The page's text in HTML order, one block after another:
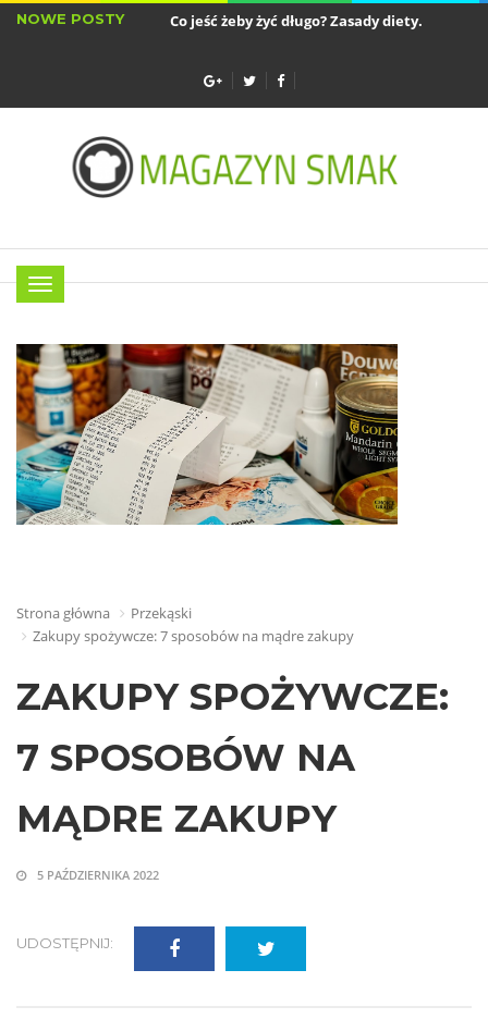
NOWE POSTY Co jeść żeby żyć długo? Zasady diety...
Menu
Strona główna
Przekąski
Zakupy spożywcze: 7 sposobów na mądre zakupy
ZAKUPY SPOŻYWCZE:
7 SPOSOBÓW NA
MĄDRE ZAKUPY
5 PAŹDZIERNIKA 2022
UDOSTĘPNIJ: